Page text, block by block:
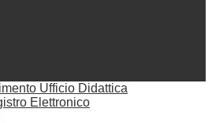
Ufficio Didattica
Elettronico